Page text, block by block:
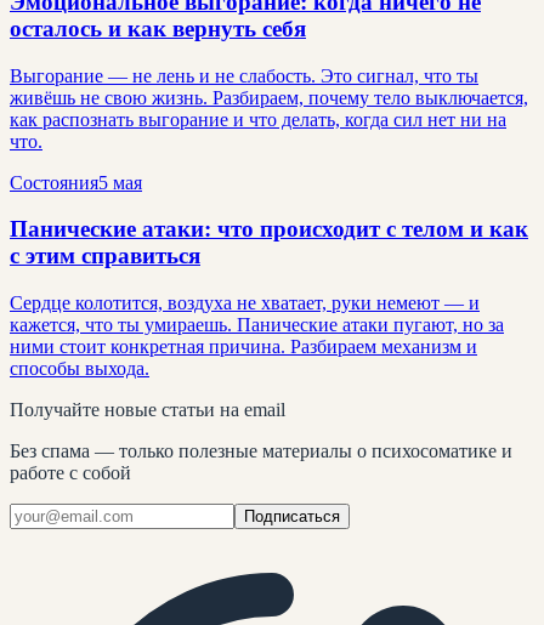
осталось и как вернуть себя
Выгорание — не лень и не слабость. Это сигнал, что ты
живёшь не свою жизнь. Разбираем, почему тело выключается,
как распознать выгорание и что делать, когда сил нет ни на
что.
Состояния5 мая
Панические атаки: что происходит с телом и как
с этим справиться
Сердце колотится, воздуха не хватает, руки немеют — и
кажется, что ты умираешь. Панические атаки пугают, но за
ними стоит конкретная причина. Разбираем механизм и
способы выхода.
Получайте новые статьи на email
Без спама — только полезные материалы о психосоматике и
работе с собой
Подписаться